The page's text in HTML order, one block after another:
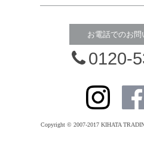
お電話でのお問
0120-
Copyright © 2007-2017 KIHATA